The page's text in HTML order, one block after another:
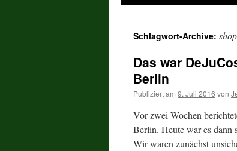
Schlagwort-Archive: shop
Das war
Berlin
Publiziert am 9. Juli 2016 von
Vor zwei Wochen
Berlin. Heute war es dann
Wir waren zunächst